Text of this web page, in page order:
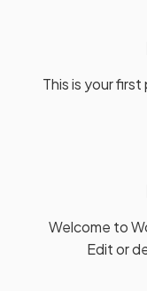
This is your
Welcome to
Edit or